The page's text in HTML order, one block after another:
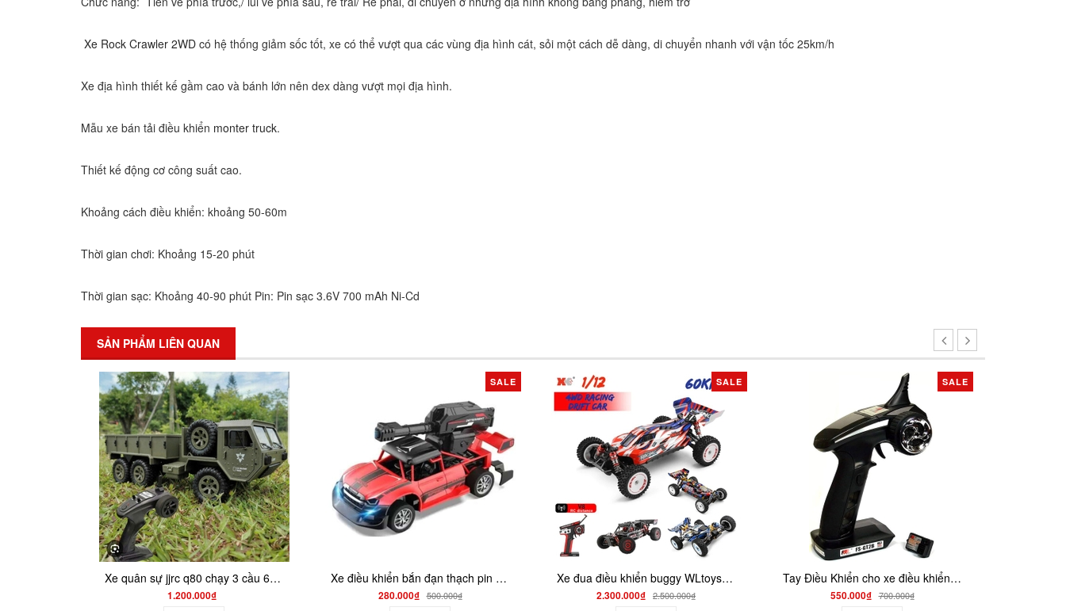
Xe Rock Crawler 2WD có hệ thống giảm sốc tốt, xe có thể vượt qua các vùng địa hình cát, sỏi một cách dễ dàng, di chuyển nhanh với vận tốc 25km/h
Xe địa hình thiết kế gầm cao và bánh lớn nên dex dàng vượt mọi địa hình.
Mẫu xe bán tải điều khiển monter truck.
Thiết kế động cơ công suất cao.
Khoảng cách điều khiển: khoảng 50-60m
Thời gian chơi: Khoảng 15-20 phút
Thời gian sạc: Khoảng 40-90 phút Pin: Pin sạc 3.6V 700 mAh Ni-Cd
SẢN PHẨM LIÊN QUAN
Xe quân sự jjrc q80 chạy 3 cầu 6wd - shoptoy Xe điều khiển bắn đạn thạch pin sạc XBD555
SALE
Xe đua điều khiển buggy WLtoys 408 1/12 2.4G chạy 60km/h
2.300.000₫
Tay Điều Khiển cho xe điều khiển , tàu điều khiển FLYSKY FS-GT2B 3 kênh Tx , Rx
550.000₫ 750.000₫